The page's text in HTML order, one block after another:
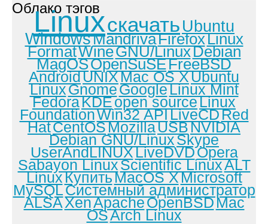
Облако тэгов
Linuxскачать Ubuntu
WindowsMandrivaFirefoxLinux
FormatWineGNU/LinuxDebian
MagOSOpenSuSEFreeBSD
AndroidUNIXMac OS XUbuntu
LinuxGnomeGoogleLinux Mint
FedoraKDEopen sourceLinux
FoundationWin32 APILiveCDRed
HatCentOSMozillaUSBNVIDIA
Debian GNU/LinuxSkype
UserAndLINUXLiveDVDOpera
Sabayon LinuxScientific LinuxALT
LinuxКупитьMacOS XMicrosoft
MySQLСистемный администратор
ALSAXenApacheOpenBSDMac
OSArch Linux